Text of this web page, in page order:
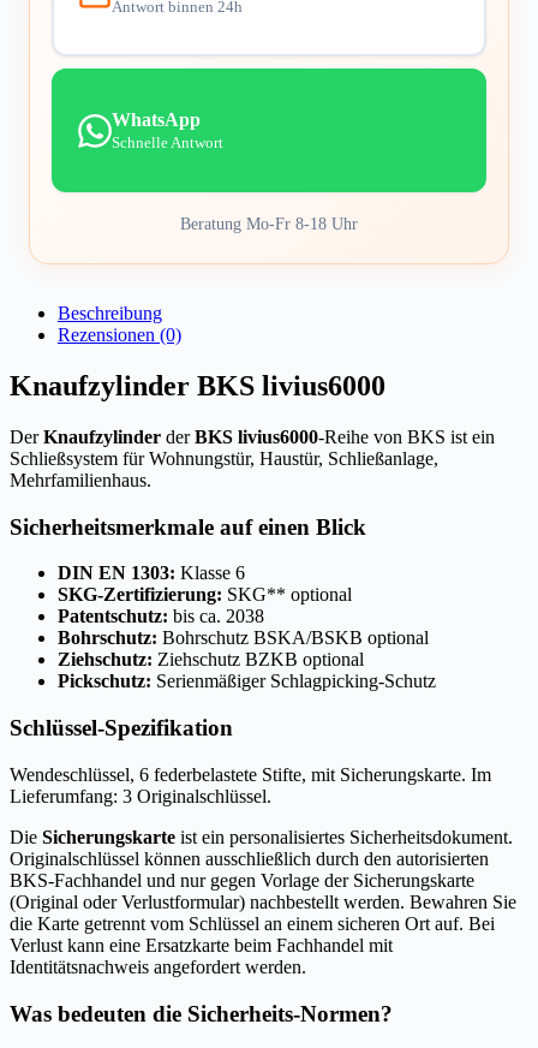
Antwort binnen 24h
WhatsApp
Schnelle Antwort
Beratung Mo-Fr 8-18 Uhr
Beschreibung
Rezensionen (0)
Knaufzylinder BKS livius6000
DerKnaufzylinder derBKS livius6000-Reihe von BKS ist ein
Schließsystem für Wohnungstür, Haustür, Schließanlage,
Mehrfamilienhaus.
Sicherheitsmerkmale auf einen Blick
DIN EN 1303: Klasse 6
SKG-Zertifizierung: SKG** optional
Patentschutz: bis ca. 2038
Bohrschutz: Bohrschutz BSKA/BSKB optional
Ziehschutz: Ziehschutz BZKB optional
Pickschutz: Serienmäßiger Schlagpicking-Schutz
Schlüssel-Spezifikation
Wendeschlüssel, 6 federbelastete Stifte, mit Sicherungskarte. Im
Lieferumfang: 3 Originalschlüssel.
Die Sicherungskarte ist ein personalisiertes Sicherheitsdokument.
Originalschlüssel können ausschließlich durch den autorisierten
BKS-Fachhandel und nur gegen Vorlage der Sicherungskarte
(Original oder Verlustformular) nachbestellt werden. Bewahren Sie
die Karte getrennt vom Schlüssel an einem sicheren Ort auf. Bei
Verlust kann eine Ersatzkarte beim Fachhandel mit
Identitätsnachweis angefordert werden.
Was bedeuten die Sicherheits-Normen?